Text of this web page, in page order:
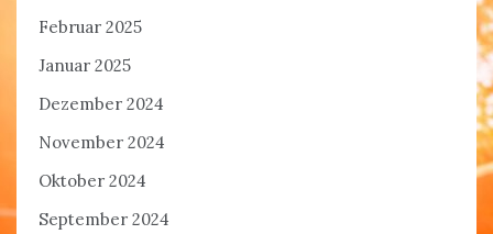
Februar 2025
Januar 2025
Dezember 2024
November 2024
Oktober 2024
September 2024